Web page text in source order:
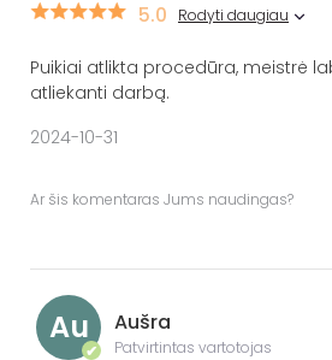
5.0 Rodyti daugiau
Puikiai atlikta procedūra, meistrė
atliekanti darbą.
2024-10-31
Ar šis komentaras Jums naudingas?
Au
✔
Aušra
Patvirtintas vartotojas